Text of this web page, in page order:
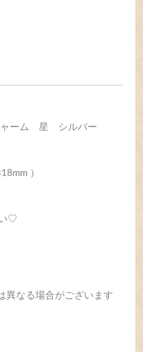
ャーム 星 シルバー
）
♡
異なる場合がございます